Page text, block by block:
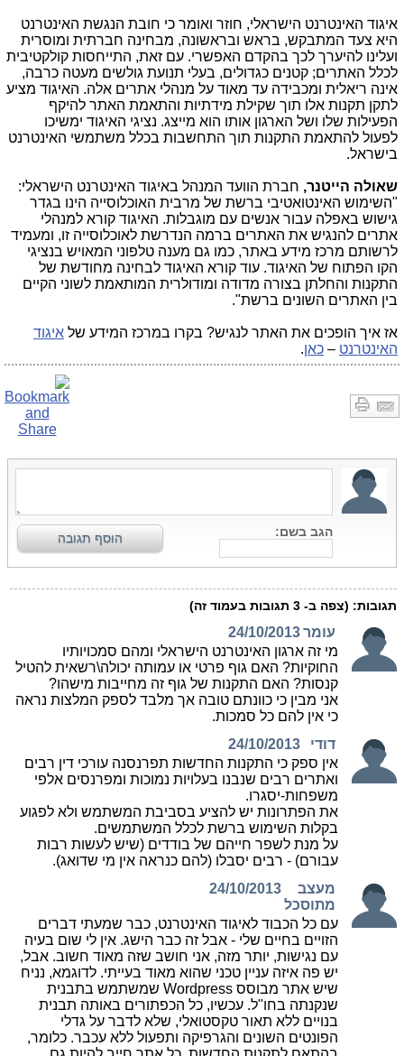
איגוד האינטרנט הישראלי, חוזר ואומר כי חובת הנגשת האינטרנט
היא צעד המתבקש, בראש ובראשונה, מבחינה חברתית ומוסרית
ועלינו להיערך לכך בהקדם האפשרי. עם זאת, התייחסות קולקטיבית
לכלל האתרים; קטנים כגדולים, בעלי תנועת גולשים מעטה כרבה,
אינה ריאלית ומכבידה עד מאוד על מנהלי אתרים אלה. האיגוד מציע
לתקן תקנות אלו תוך שקילת מידתיות והתאמת האתר להיקף
הפעילות שלו ושל הארגון אותו הוא מייצג. נציגי האיגוד ימשיכו
לפעול להתאמת התקנות תוך התחשבות בכלל משתמשי האינטרנט
בישראל.
שאולה הייטנר, חברת הוועד המנהל באיגוד האינטרנט הישראלי:
"השימוש האינטואטיבי ברשת של מרבית האוכלוסייה הינו בגדר
גישוש באפלה עבור אנשים עם מוגבלות. האיגוד קורא למנהלי
אתרים להנגיש את האתרים ברמה הנדרשת לאוכלוסייה זו, ומעמיד
לרשותם מרכז מידע באתר, כמו גם מענה טלפוני המאויש בנציגי
הקו הפתוח של האיגוד. עוד קורא האיגוד לבחינה מחודשת של
התקנות והחלתן בצורה מדודה ומודולרית המותאמת לשוני הקיים
בין האתרים השונים ברשת".
אז איך הופכים את האתר לנגיש? בקרו במרכז המידע של איגוד
האינטרנט – כאן.